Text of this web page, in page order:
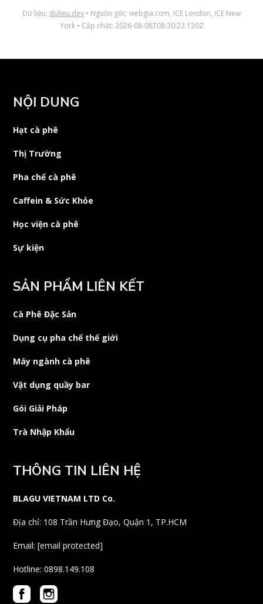
Dữ liệu: dulieu.dev • Nguồn gốc: webgia.com, ICE London, ICE New
York • Cập nhật: 2026-08-08T08:30:23.120Z
NỘI DUNG
Hạt cà phê
Thị Trường
Pha chế cà phê
Caffein & Sức Khỏe
Học viện cà phê
Sự kiện
SẢN PHẨM LIÊN KẾT
Cà Phê Đặc Sản
Dụng cụ pha chế thế giới
Máy ngành cà phê
Vật dụng quầy bar
Gói Giải Pháp
Trà Nhập Khẩu
THÔNG TIN LIÊN HỆ
BLAGU VIETNAM LTD Co.
Địa chỉ: 108 Trần Hưng Đạo, Quận 1, TP.HCM
Email:[email protected]
Hotline: 0898.149.108